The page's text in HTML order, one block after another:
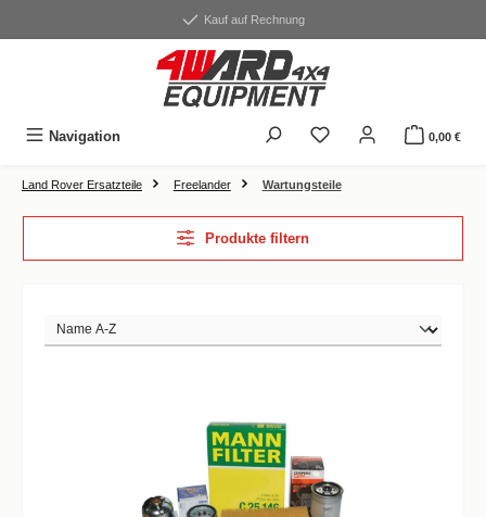
Kauf auf Rechnung
Navigation Du hast 0 Produkte
0,00 €
Land Rover Ersatzteile Freelander Wartungsteile
Produkte filtern